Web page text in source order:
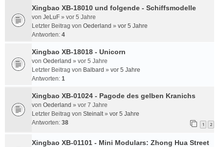
Xingbao XB-18010 und folgende - Schiffsmodelle
von JeLuF » vor 5 Jahre
Letzter Beitrag von Oederland » vor 5 Jahre
Antworten: 4
Xingbao XB-18018 - Unicorn
von Oederland » vor 5 Jahre
Letzter Beitrag von Balbard » vor 5 Jahre
Antworten: 1
Xingbao XB-01024 - Pagode des gelben Kranichs
von Oederland » vor 7 Jahre
Letzter Beitrag von Steinalt» vor 5 Jahre
Antworten: 38 1 2
Xingbao XB-01101 - Mini Modulars: Zhong Hua Street